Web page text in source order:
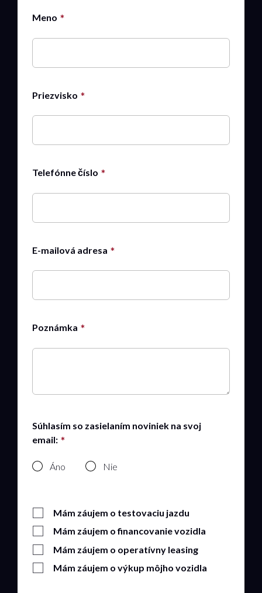
Meno
Priezvisko
Telefónne číslo
E-mailová adresa
Poznámka
Súhlasím so zasielaním noviniek na svoj
email:
Áno Nie
Mám záujem o testovaciu jazdu
Mám záujem o financovanie vozidla
Mám záujem o operatívny leasing
Mám záujem o výkup môjho vozidla